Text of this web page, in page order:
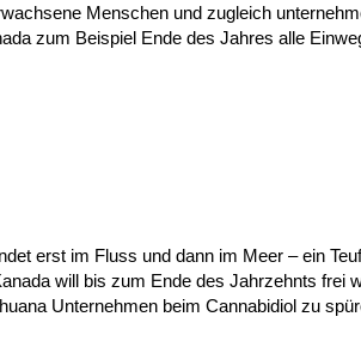
Menschen und zugleich
zum Beispiel Ende des Jahres alle
erst im Fluss und dann im Meer – ein
will bis zum Ende des Jahrzehnts frei
Unternehmen beim Cannabidiol zu